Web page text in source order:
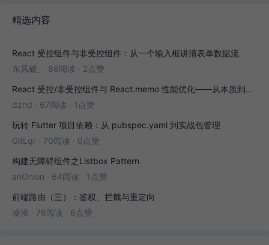
精选内容
React 受控组件与非受控组件：从一个输入框讲清表单数据流
东风破_
· 86阅读 · 2点赞
React 受控/非受控组件与 React.memo 性能优化——从本质到实战
dzhd · 67阅读 · 1点赞
玩转 Flutter 项目依赖：从 pubspec.yaml 到实战包管理
GitLqr · 70阅读 · 0点赞
构建无障碍组件之Listbox Pattern
anOnion · 64阅读 · 1点赞
前端路由（三）：鉴权、拦截与重定向
凌涘 · 76阅读 · 6点赞